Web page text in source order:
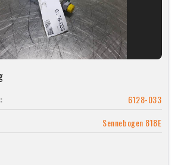
6128-033
Sennebogen 818E